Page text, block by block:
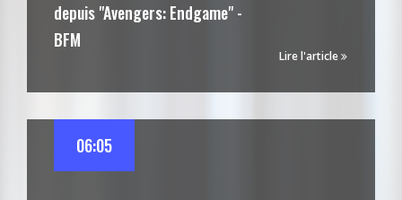
depuis "Avengers: Endgame" -
BFM
Lire l'article
06:05